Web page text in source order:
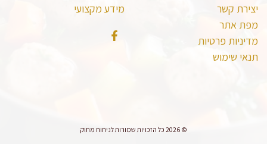
יצירת קשר
מפת אתר
מדיניות פרטיות
תנאי שימוש
מידע מקצועי
© 2026 כל הזכויות שמורות לניחוח מתוק